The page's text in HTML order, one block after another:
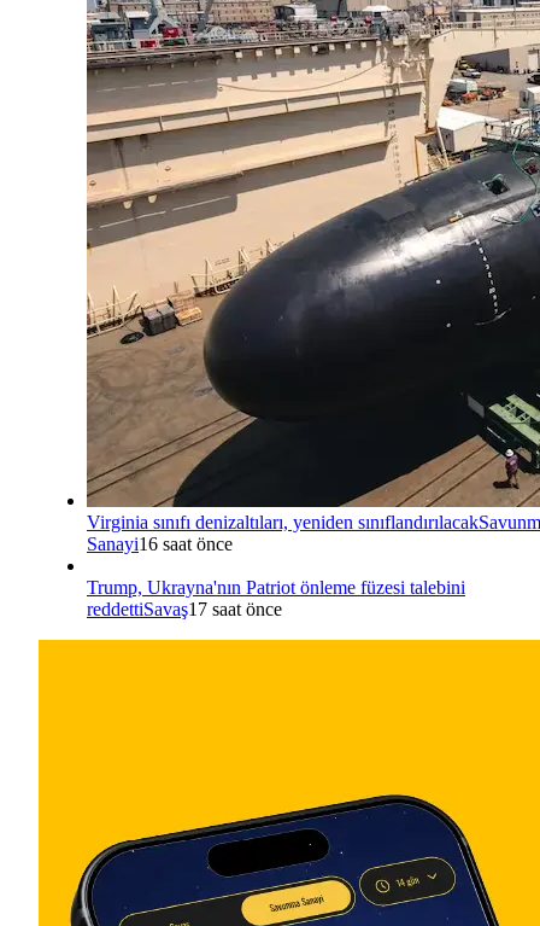
Virginia sınıfı denizaltıları, yeniden sınıflandırılacak
Sanayi16 saat önce
Trump, Ukrayna'nın Patriot önleme füzesi talebini
reddettiSavaş17 saat önce